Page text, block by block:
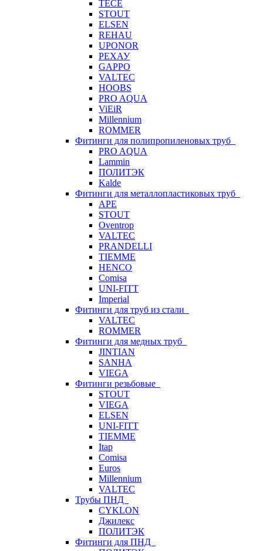
TECE
STOUT
ELSEN
REHAU
UPONOR
РЕХАУ
GAPPO
VALTEC
HOOBS
PRO AQUA
ViEiR
Millennium
ROMMER
Фитинги для полипропиленовых труб
PRO AQUA
Lammin
ПОЛИТЭК
Kalde
Фитинги для металлопластиковых труб
APE
STOUT
Oventrop
VALTEC
PRANDELLI
TIEMME
HENCO
Comisa
UNI-FITT
Imperial
Фитинги для труб из стали
VALTEC
ROMMER
Фитинги для медных труб
JINTIAN
SANHA
VIEGA
Фитинги резьбовые
STOUT
VIEGA
ELSEN
UNI-FITT
TIEMME
Itap
Comisa
Euros
Millennium
VALTEC
Трубы ПНД
CYKLON
Джилекс
ПОЛИТЭК
Фитинги для ПНД